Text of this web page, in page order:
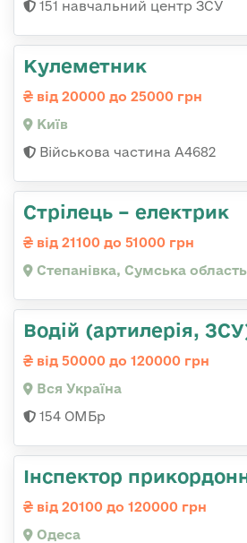
151 навчальний центр ЗСУ
Кулеметник
від 20000 до 25000 грн
Київ
Військова частина А4682
Стрілець – електрик
від 21100 до 51000 грн
Степанівка, Сумська область
Водій (артилерія,
від 50000 до 120000 грн
Вся Україна
154 ОМБр
Інспектор
від 20100 до 120000 грн
Одеса